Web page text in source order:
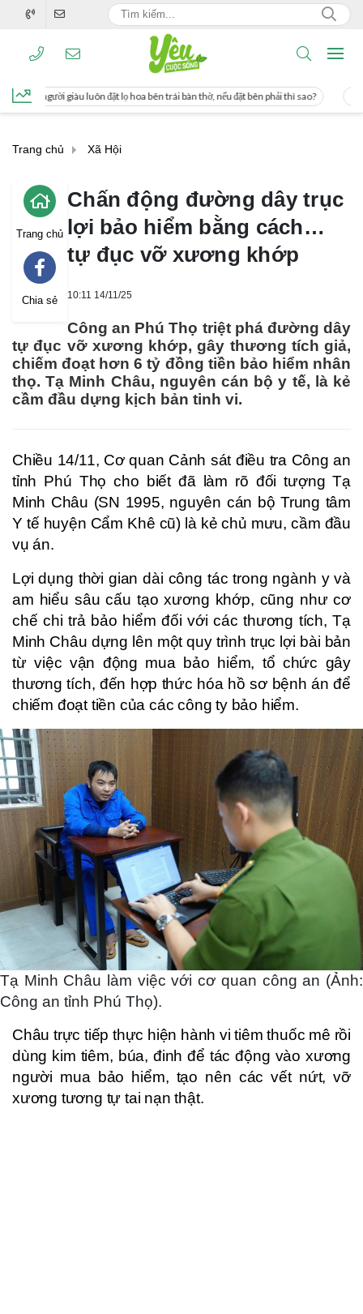
hoa bên trái bàn thờ, nếu đặt bên phải thì sao? Cách uống nước mía giúp
Trang chủ Xã Hội
Trang chủ
Chia sẻ
Chấn động đường dây trục
lợi bảo hiểm bằng cách…
tự đục vỡ xương khớp
10:11 14/11/25
Công an Phú Thọ triệt phá đường dây
tự đục vỡ xương khớp, gây thương tích giả,
chiếm đoạt hơn 6 tỷ đồng tiền bảo hiểm nhân
thọ. Tạ Minh Châu, nguyên cán bộ y tế, là kẻ
cầm đầu dựng kịch bản tinh vi.
Chiều 14/11, Cơ quan Cảnh sát điều tra Công an
tỉnh Phú Thọ cho biết đã làm rõ đối tượng Tạ
Minh Châu (SN 1995, nguyên cán bộ Trung tâm
Y tế huyện Cẩm Khê cũ) là kẻ chủ mưu, cầm đầu
vụ án.
Lợi dụng thời gian dài công tác trong ngành y và
am hiểu sâu cấu tạo xương khớp, cũng như cơ
chế chi trả bảo hiểm đối với các thương tích, Tạ
Minh Châu dựng lên một quy trình trục lợi bài bản
từ việc vận động mua bảo hiểm, tổ chức gây
thương tích, đến hợp thức hóa hồ sơ bệnh án để
chiếm đoạt tiền của các công ty bảo hiểm.
Tạ Minh Châu làm việc với cơ quan công an (Ảnh:
Công an tỉnh Phú Thọ).
Châu trực tiếp thực hiện hành vi tiêm thuốc mê rồi
dùng kim tiêm, búa, đinh để tác động vào xương
người mua bảo hiểm, tạo nên các vết nứt, vỡ
xương tương tự tai nạn thật.